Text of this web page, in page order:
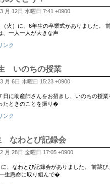
月 12日 水曜日 7:41 +0900
火）に、6年生の卒業式がありました。
、一人一人が大きな声
ンク
いのちの授業
月 6日 木曜日 15:23 +0900
日に助産師さんをお招きし、いのちの授
たときのことを振り�
ンク
なわとび記録会
月 28日 金曜日 17:05 +0900
、なわとび記録会がありました。 前跳
生懸命に取り組んで�